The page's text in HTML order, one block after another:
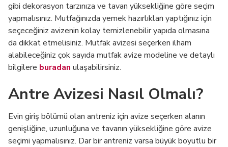
gibi dekorasyon tarzınıza ve tavan yüksekliğine göre seçim
yapmalısınız. Mutfağınızda yemek hazırlıkları yaptığınız için
seçeceğiniz avizenin kolay temizlenebilir yapıda olmasına
da dikkat etmelisiniz. Mutfak avizesi seçerken ilham
alabileceğiniz çok sayıda mutfak avize modeline ve detaylı
bilgilere buradan ulaşabilirsiniz.
Antre Avizesi Nasıl Olmalı?
Evin giriş bölümü olan antreniz için avize seçerken alanın
genişliğine, uzunluğuna ve tavanın yüksekliğine göre avize
seçimi yapmalısınız. Dar bir antreniz varsa büyük boyutlu bir